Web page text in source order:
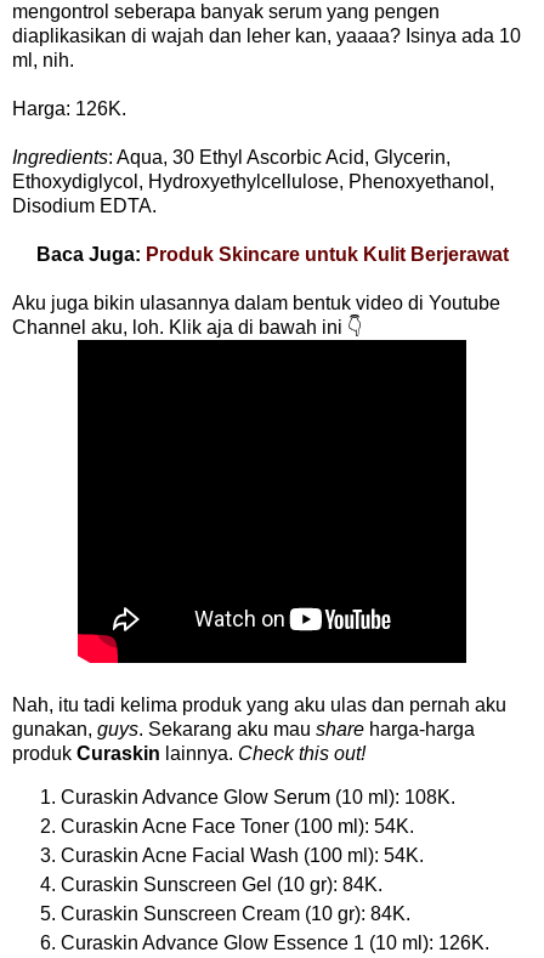
mengontrol seberapa banyak serum yang pengen
diaplikasikan di wajah dan leher kan, yaaaa? Isinya ada 10
ml, nih.
Harga: 126K.
Ingredients: Aqua, 30 Ethyl Ascorbic Acid, Glycerin,
Ethoxydiglycol, Hydroxyethylcellulose, Phenoxyethanol,
Disodium EDTA.
Baca Juga: Produk Skincare untuk Kulit Berjerawat
Aku juga bikin ulasannya dalam bentuk video di Youtube
Channel aku, loh. Klik aja di bawah ini 👇
Nah, itu tadi kelima produk yang aku ulas dan pernah aku
gunakan, guys. Sekarang aku mau share harga-harga
produk Curaskin lainnya. Check this out!
Curaskin Advance Glow Serum (10 ml): 108K.
Curaskin Acne Face Toner (100 ml): 54K.
Curaskin Acne Facial Wash (100 ml): 54K.
Curaskin Sunscreen Gel (10 gr): 84K.
Curaskin Sunscreen Cream (10 gr): 84K.
Curaskin Advance Glow Essence 1 (10 ml): 126K.